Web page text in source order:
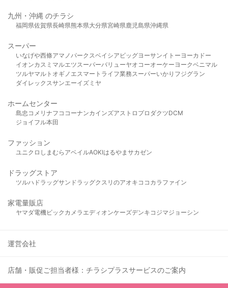
九州・沖縄 のチラシ
福岡県佐賀県長崎県熊本県大分県宮崎県鹿児島県沖縄県
スーパー
いなげや西條アマノパークスベイシア ビッグヨーサンイトーヨーカドー
イオンカスミ マルエツスーパーバリューヤオコーオーケー ヨークベニマル
ツルヤマルト オギノ エスマート ライフ業務スーパーいかり フジグラン
ダイレックスサンエーイズミヤ
ホームセンター
島忠 コメリ ナフコ コーナンカインズアストロプロダクツDCM
ジョイフル本田
ファッション
ユニクロ しまむら アベイルAOKIはるやま サカゼン
ドラッグストア
ツルハドラッグサンドラッグクスリのアオキ ココカラファイン
家電量販店
ヤマダ電機ビックカメラ エディオンケーズデンキ コジマジョーシン
運営会社
店舗・販促ご担当者様：チラシプラスサービスのご案内